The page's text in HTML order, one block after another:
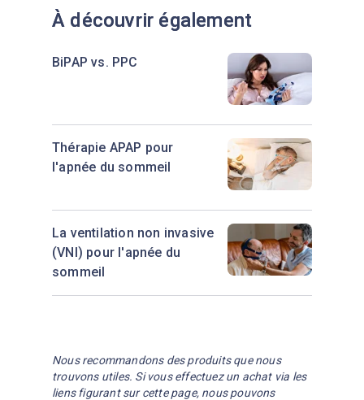
sommeil. Consultez toujours votre
changement.
À découvrir également
À découvrir également
La ventilation non invasive
(VNI) pour l'apnée du
sommeil
BiPAP vs. PPC
Thérapie APAP pour
l'apnée du sommeil
Nous recommandons des produits que nous
trouvons utiles. Si vous effectuez un achat via les
liens figurant sur cette page, nous pouvons